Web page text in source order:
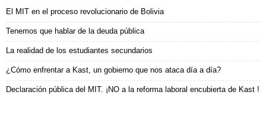
El MIT en el proceso revolucionario de Bolivia
Tenemos que hablar de la deuda pública
La realidad de los estudiantes secundarios
¿Cómo enfrentar a Kast, un gobierno que nos ataca día a día?
Declaración pública del MIT. ¡NO a la reforma laboral encubierta de Kast !